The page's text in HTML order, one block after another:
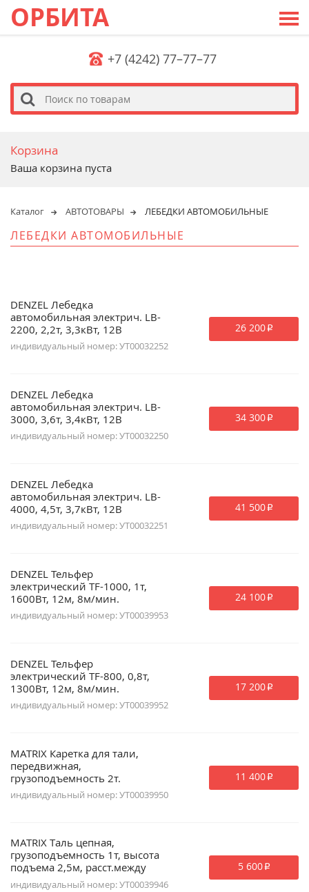
ОРБИТА
+7 (4242) 77–77–77
s
Корзина
Ваша корзина пуста
Каталог АВТОТОВАРЫ ЛЕБЕДКИ АВТОМОБИЛЬНЫЕ
ЛЕБЕДКИ АВТОМОБИЛЬНЫЕ
DENZEL Лебедка
автомобильная электрич. LB-
2200, 2,2т, 3,3кВт, 12В
индивидуальный номер: УТ00032252
26 200p
DENZEL Лебедка
автомобильная электрич. LB-
3000, 3,6т, 3,4кВт, 12В
индивидуальный номер: УТ00032250
34 300p
DENZEL Лебедка
автомобильная электрич. LB-
4000, 4,5т, 3,7кВт, 12В
индивидуальный номер: УТ00032251
41 500p
DENZEL Тельфер
электрический TF-1000, 1т,
1600Вт, 12м, 8м/мин.
индивидуальный номер: УТ00039953
24 100p
DENZEL Тельфер
электрический TF-800, 0,8т,
1300Вт, 12м, 8м/мин.
индивидуальный номер: УТ00039952
17 200p
MATRIX Каретка для тали,
передвижная,
грузоподъемность 2т.
индивидуальный номер: УТ00039950
11 400p
MATRIX Таль цепная,
грузоподъемность 1т, высота
подъема 2,5м, расст.между
крюками 300мм.
индивидуальный номер: УТ00039946
5 600p